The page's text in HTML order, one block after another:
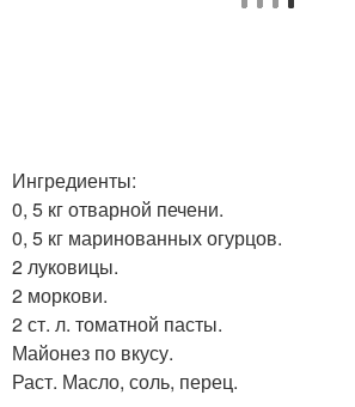
Ингредиенты:
0, 5 кг отварной печени.
0, 5 кг маринованных огурцов.
2 луковицы.
2 моркови.
2 ст. л. томатной пасты.
Майонез по вкусу.
Раст. Масло, соль, перец.